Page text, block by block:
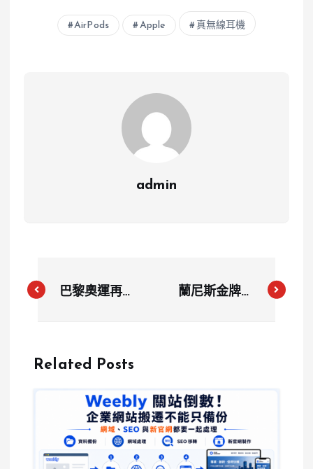
AirPods Apple 真無線耳機
admin
巴黎奧運再爆
蘇丹歌聲回響
蘭尼斯金牌失
Related Posts